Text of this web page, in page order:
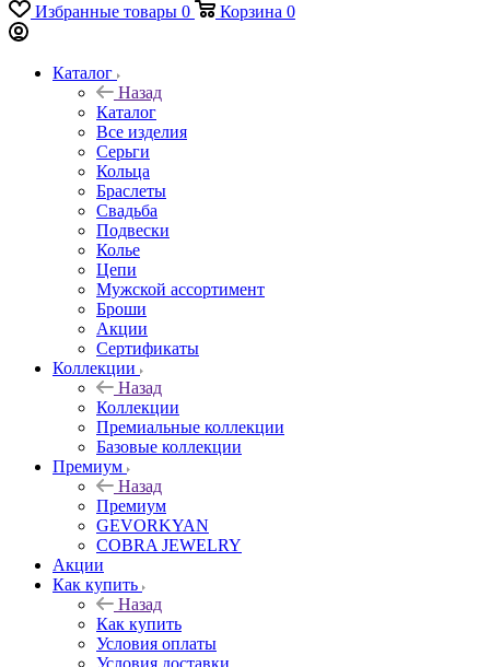
Избранные товары 0 Корзина 0
Каталог
Назад
Каталог
Все изделия
Серьги
Кольца
Браслеты
Свадьба
Подвески
Колье
Цепи
Мужской ассортимент
Броши
Акции
Сертификаты
Коллекции
Назад
Коллекции
Премиальные коллекции
Базовые коллекции
Премиум
Назад
Премиум
GEVORKYAN
COBRA JEWELRY
Акции
Как купить
Назад
Как купить
Условия оплаты
Условия доставки